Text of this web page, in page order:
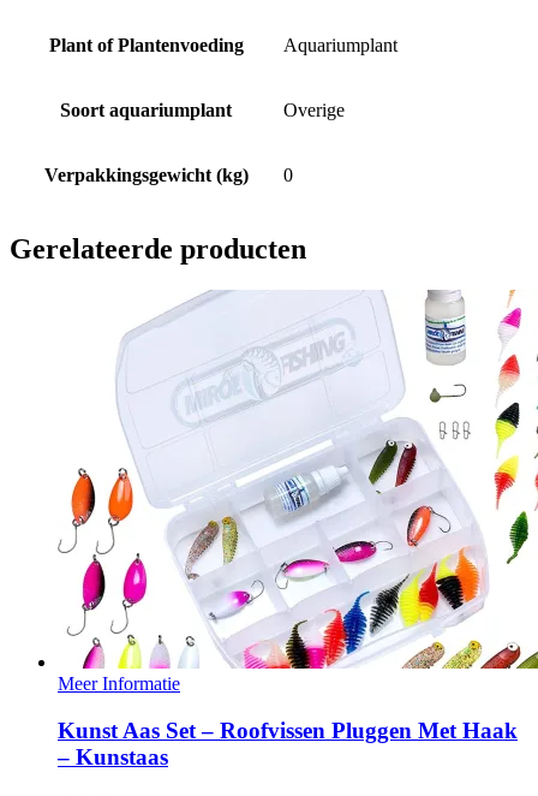
Plant of Plantenvoeding Aquariumplant
Soort aquariumplant Overige
Verpakkingsgewicht (kg) 0
Gerelateerde producten
Meer Informatie
Kunst Aas Set – Roofvissen Pluggen Met Haak
– Kunstaas